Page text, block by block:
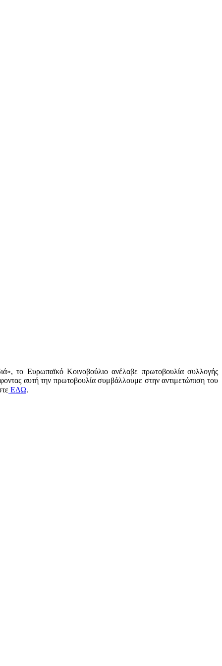
το Ευρωπαϊκό Κοινοβούλιο ανέλαβε πρωτοβουλία συλλογής
αυτή την πρωτοβουλία συμβάλλουμε στην αντιμετώπιση του
ΕΔΩ.